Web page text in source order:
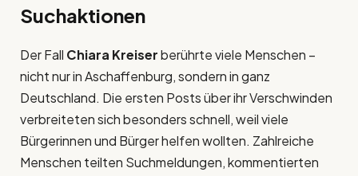
Suchaktionen
Der Fall Chiara Kreiserberührte viele Menschen –
nicht nur in Aschaffenburg, sondern in ganz
Deutschland. Die ersten Posts über ihr Verschwinden
verbreiteten sich besonders schnell, weil viele
Bürgerinnen und Bürger helfen wollten. Zahlreiche
Menschen teilten Suchmeldungen, kommentierten